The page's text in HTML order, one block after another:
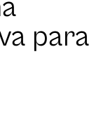
para